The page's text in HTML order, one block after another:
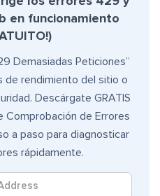
en funcionamiento
Demasiadas Peticiones”
de rendimiento del sitio o
Descárgate GRATIS
Comprobación de Errores
a paso para diagnosticar
rápidamente.